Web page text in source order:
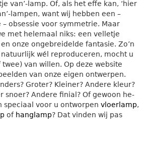
van’-lamp. Of, als het effe kan, ‘hier
lampen, want wij hebben een –
obsessie voor symmetrie. Maar
met helemaal niks: een velletje
onze ongebreidelde fantasie. Zo’n
wél reproduceren, mocht u
van willen. Op deze website
van onze eigen ontwerpen.
Groter? Kleiner? Andere kleur?
snoer? Andere finial? Of gewoon he-
speciaal voor u ontworpen vloerlamp,
of hanglamp? Dat vinden wij pas